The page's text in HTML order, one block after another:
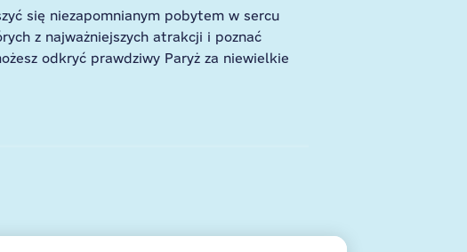
się niezapomnianym pobytem w sercu
z najważniejszych atrakcji i poznać
odkryć prawdziwy Paryż za niewielkie